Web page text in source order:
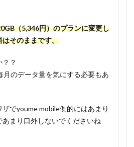
（5,346円）のプランに変更し
そのままです。
？
月のデータ量を気にする必要もあ
でyoume mobile側的にはあまり
まり口外しないでくださいね